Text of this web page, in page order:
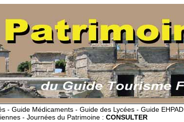
- Guide Médicaments - Guide des Lycées - Guide EHPAD
- Journées du Patrimoine : CONSULTER